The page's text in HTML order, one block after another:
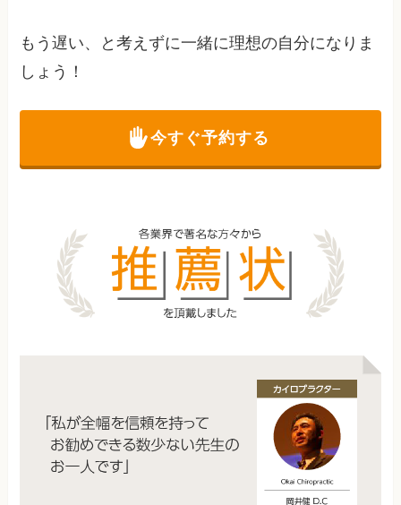
もう遅い、と考えずに一緒に理想の自分になりま
しょう！
今すぐ予約する